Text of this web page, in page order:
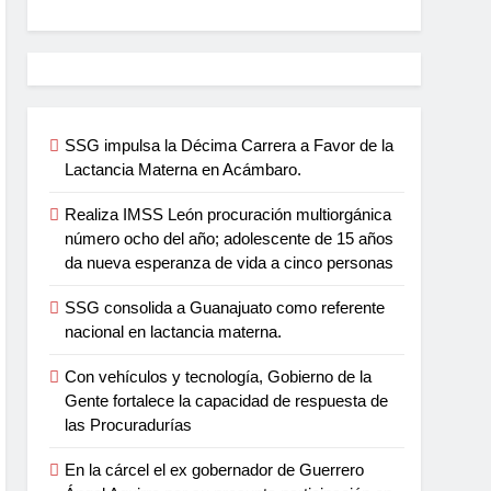
SSG impulsa la Décima Carrera a Favor de la
Lactancia Materna en Acámbaro.
Realiza IMSS León procuración multiorgánica
número ocho del año; adolescente de 15 años
da nueva esperanza de vida a cinco personas
SSG consolida a Guanajuato como referente
nacional en lactancia materna.
Con vehículos y tecnología, Gobierno de la
Gente fortalece la capacidad de respuesta de
las Procuradurías
En la cárcel el ex gobernador de Guerrero